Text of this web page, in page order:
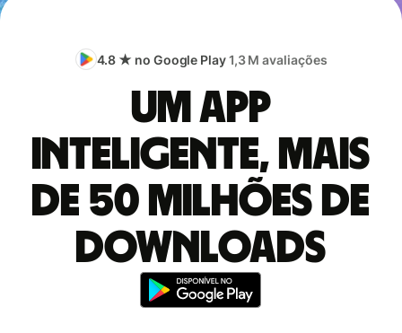
4.8 ★ no Google Play1,3 M avaliações
Um app
inteligente, mais
de 50 milhões de
downloads